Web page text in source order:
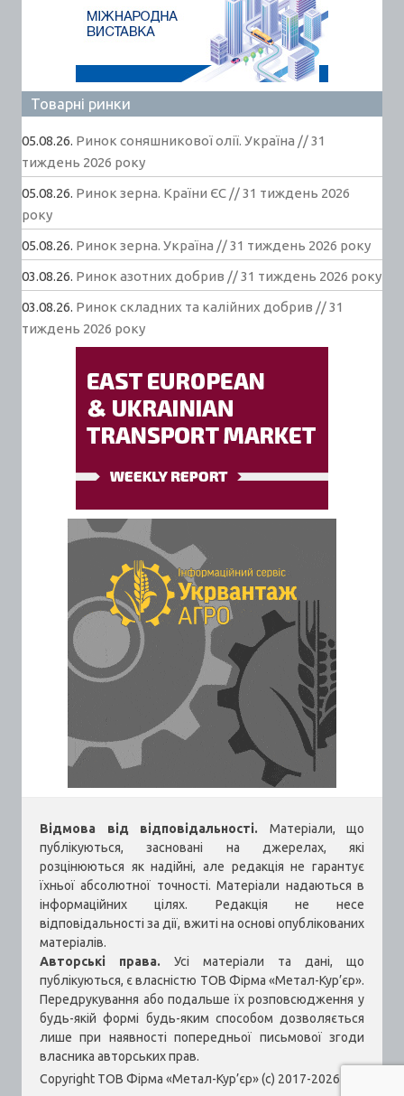
Товарні ринки
05.08.26. Ринок соняшникової олії. Україна // 31
тиждень 2026 року
05.08.26. Ринок зерна. Країни ЄС // 31 тиждень 2026
року
05.08.26. Ринок зерна. Україна // 31 тиждень 2026 року
03.08.26. Ринок азотних добрив // 31 тиждень 2026 року
03.08.26. Ринок складних та калійних добрив // 31
тиждень 2026 року
Відмова від відповідальності. Матеріали, що
публікуються, засновані на джерелах, які
розцінюються як надійні, але редакція не гарантує
їхньої абсолютної точності. Матеріали надаються в
інформаційних цілях. Редакція не несе
відповідальності за дії, вжиті на основі опублікованих
матеріалів.
Авторські права. Усі матеріали та дані, що
публікуються, є власністю ТОВ Фірма «Метал-Кур’єр».
Передрукування або подальше їх розповсюдження у
будь-якій формі будь-яким способом дозволяється
лише при наявності попередньої письмової згоди
власника авторських прав.
Copyright ТОВ Фірма «Метал-Кур’єр» (c) 2017-2026